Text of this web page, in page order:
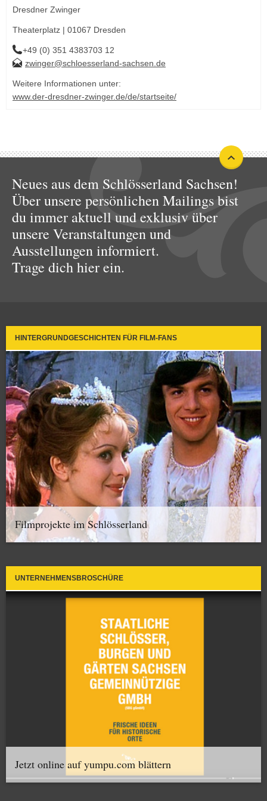
Dresdner Zwinger
Theaterplatz | 01067 Dresden
+49 (0) 351 4383703 12
zwinger@schloesserland-sachsen.de
Weitere Informationen unter:
www.der-dresdner-zwinger.de/de/startseite/
Neues aus dem Schlösserland Sachsen!
Über unsere persönlichen Mailings bist
du immer aktuell und exklusiv über
unsere Veranstaltungen und
Ausstellungen informiert.
Trage dich hier ein.
HINTERGRUNDGESCHICHTEN FÜR FILM-FANS
Filmprojekte im Schlösserland
UNTERNEHMENSBROSCHÜRE
Jetzt online auf yumpu.com blättern